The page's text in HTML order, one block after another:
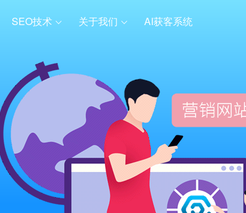
SEO技术 关于我们 AI获客系统